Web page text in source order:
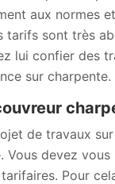
aux normes
tarifs sont très
lui confier des
sur charpente.
de travaux
Vous devez
Pour